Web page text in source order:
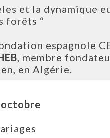
et la dynamique
forêts “
espagnole
, membre
en Algérie.
octobre